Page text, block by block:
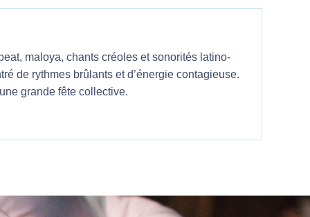
maloya, chants créoles et sonorités latino-
de rythmes brûlants et d’énergie contagieuse.
grande fête collective.